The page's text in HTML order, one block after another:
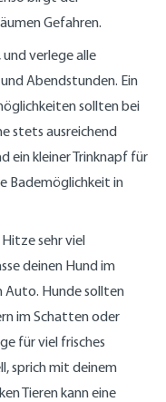
Gefahren.
und verlege alle
Abendstunden. Ein
sollten bei
stets ausreichend
ein kleiner Trinknapf für
Bademöglichkeit in
sehr viel
deinen Hund im
Auto. Hunde sollten
im Schatten oder
für viel frisches
sprich mit deinem
Tieren kann eine